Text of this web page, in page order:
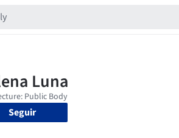
Seguir